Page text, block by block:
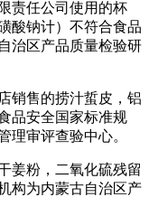
任公司使用的杯
酸钠计）不符合食品
治区产品质量检验研
售的捞汁蜇皮，铝
品安全国家标准规
理审评查验中心。
粉，二氧化硫残留
构为内蒙古自治区产